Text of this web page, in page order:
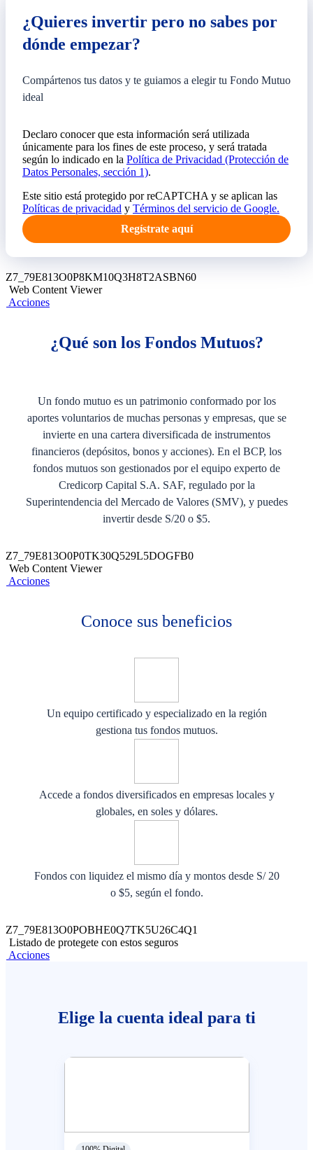
¿Quieres invertir pero no sabes por
dónde empezar?
Compártenos tus datos y te guiamos a elegir tu Fondo Mutuo
ideal
Declaro conocer que esta información será utilizada
únicamente para los fines de este proceso, y será tratada
según lo indicado en la Política de Privacidad (Protección de
Datos Personales, sección 1).
Este sitio está protegido por reCAPTCHA y se aplican las
Políticas de privacidad y Términos del servicio de Google.
Regístrate aquí
Z7_79E813O0P8KM10Q3H8T2ASBN60
Web Content Viewer
Acciones
¿Qué son los Fondos Mutuos?
Un fondo mutuo es un patrimonio conformado por los
aportes voluntarios de muchas personas y empresas, que se
invierte en una cartera diversificada de instrumentos
financieros (depósitos, bonos y acciones). En el BCP, los
fondos mutuos son gestionados por el equipo experto de
Credicorp Capital S.A. SAF, regulado por la
Superintendencia del Mercado de Valores (SMV), y puedes
invertir desde S/20 o $5.
Z7_79E813O0P0TK30Q529L5DOGFB0
Web Content Viewer
Acciones
Conoce sus beneficios
Un equipo certificado y especializado en la región
gestiona tus fondos mutuos.
Accede a fondos diversificados en empresas locales y
globales, en soles y dólares.
Fondos con liquidez el mismo día y montos desde S/ 20
o $5, según el fondo.
Z7_79E813O0POBHE0Q7TK5U26C4Q1
Listado de protegete con estos seguros
Acciones
Elige la cuenta ideal para ti